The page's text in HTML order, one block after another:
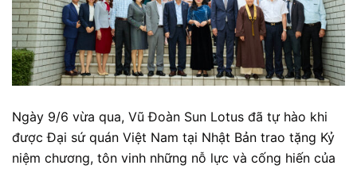
Ngày 9/6 vừa qua, Vũ Đoàn Sun Lotus đã tự hào khi
được Đại sứ quán Việt Nam tại Nhật Bản trao tặng Kỷ
niệm chương, tôn vinh những nỗ lực và cống hiến của